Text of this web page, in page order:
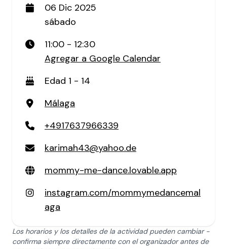
06 Dic 2025
sábado
11:00 - 12:30
Agregar a Google Calendar
Edad 1 - 14
Málaga
+4917637966339
karimah43@yahoo.de
mommy-me-dance.lovable.app
instagram.com/mommymedancemal
aga
Los horarios y los detalles de la actividad pueden cambiar -
confirma siempre directamente con el organizador antes de